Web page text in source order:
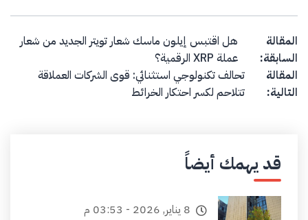
Post navigation
المقالة
السابقة:
هل اقتبس إيلون ماسك شعار تويتر الجديد من شعار
عملة XRP الرقمية؟
المقالة
التالية:
تحالف تكنولوجي استثنائي: قوى الشركات العملاقة
تتلاحم لكسر احتكار الخرائط
قد يهمك أيضاً
8 يناير, 2026 - 03:53 م